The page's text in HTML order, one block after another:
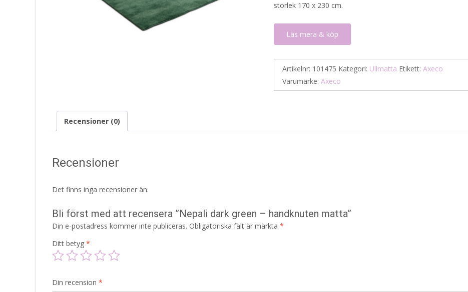
storlek 170 x 230 cm.
Läs mera & köp
Artikelnr: 101475 Kategori: Ullmatta Etikett:Axeco
Varumärke:Axeco
Recensioner (0)
Recensioner
Det finns inga recensioner än.
Bli först med att recensera ”Nepali dark green – handknuten matta”
Din e-postadress kommer inte publiceras. Obligatoriska fält är märkta *
Ditt betyg *
Din recension *